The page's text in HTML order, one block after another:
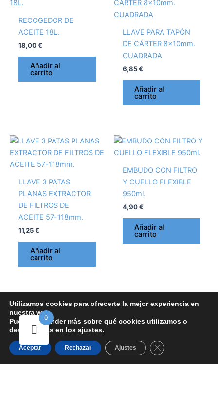
RECOGEDOR DE
ACEITE 18L.
18,00€
Añadir al
carrito
LLAVE PARA TAPÓN
DE CÁRTER 8x10mm.
CUADRADA
6,85€
Añadir al
carrito
LLAVE 3 PATAS
PLANAS EXTRACTOR
DE FILTROS DE
ACEITE 57-118mm.
11,25€
Añadir al
carrito
EMBUDO CON FILTRO
Y CUELLO FLEXIBLE
950ml.
4,90€
Añadir al
carrito
Aviso Legal y términos y condiciones-Política de Cookies-Política de
devoluciones y reembolsos-Política de Privacidad
Copyright © 2026 FARMACAR | Sitio web desarrollado por
Utilizamos cookies para ofrecerte la mejor experiencia en
nuestra web.
Puedes aprender más sobre qué cookies utilizamos o
desactivarlas en los ajustes.
Aceptar Rechazar Ajustes Cerrar el banner
0